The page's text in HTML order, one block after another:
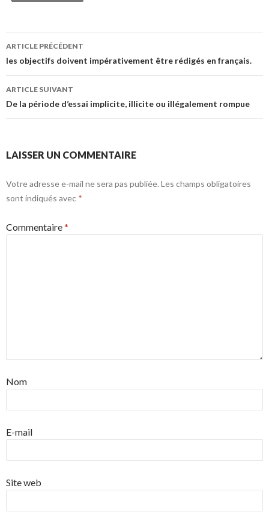
Navigation
des
articles
ARTICLE PRÉCÉDENT
les objectifs doivent impérativement être rédigés en français.
ARTICLE SUIVANT
De la période d’essai implicite, illicite ou illégalement rompue
LAISSER UN COMMENTAIRE
Votre adresse e-mail ne sera pas publiée. Les champs obligatoires
sont indiqués avec *
Commentaire*
Nom
E-mail
Site web